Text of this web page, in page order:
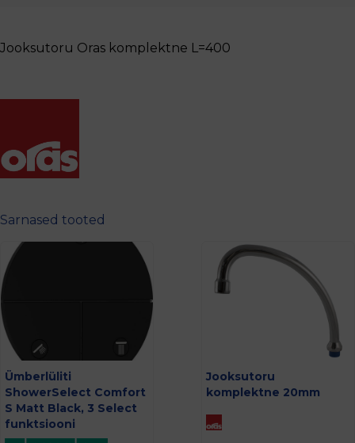
Jooksutoru Oras komplektne L=400
Sarnased tooted
Ümberlüliti
ShowerSelect Comfort
S Matt Black, 3 Select
funktsiooni
Jooksutoru
komplektne 20mm